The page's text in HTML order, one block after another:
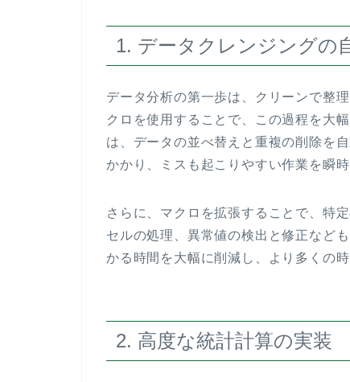
1. データクレンジングの
データ分析の第一歩は、クリーンで整
クロを使用することで、この過程を大
は、データの並べ替えと重複の削除を
かかり、ミスも起こりやすい作業を瞬
さらに、マクロを拡張することで、特
セルの処理、異常値の検出と修正など
かる時間を大幅に削減し、より多くの
2. 高度な統計計算の実装